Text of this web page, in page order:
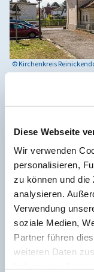
Diese Webseite
Wir verwenden
personalisieren,
zu können und die
analysieren.
Verwendung
soziale Medien,
Partner führen
weiteren Daten
© Kirchenkreis
Alt-Reinickendorf
Infos über die
Homepage der
Infos auf